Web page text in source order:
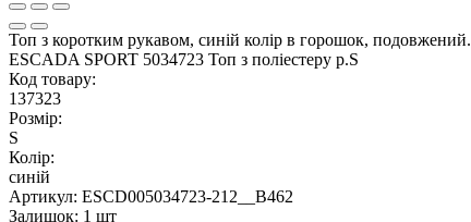
Топ з коротким рукавом, синій колір в горошок, подовжений.
ESCADA SPORT 5034723 Топ з поліестеру р.S
Код товару:
137323
Розмір:
S
Колір:
синій
Артикул: ESCD005034723-212__B462
Залишок: 1 шт